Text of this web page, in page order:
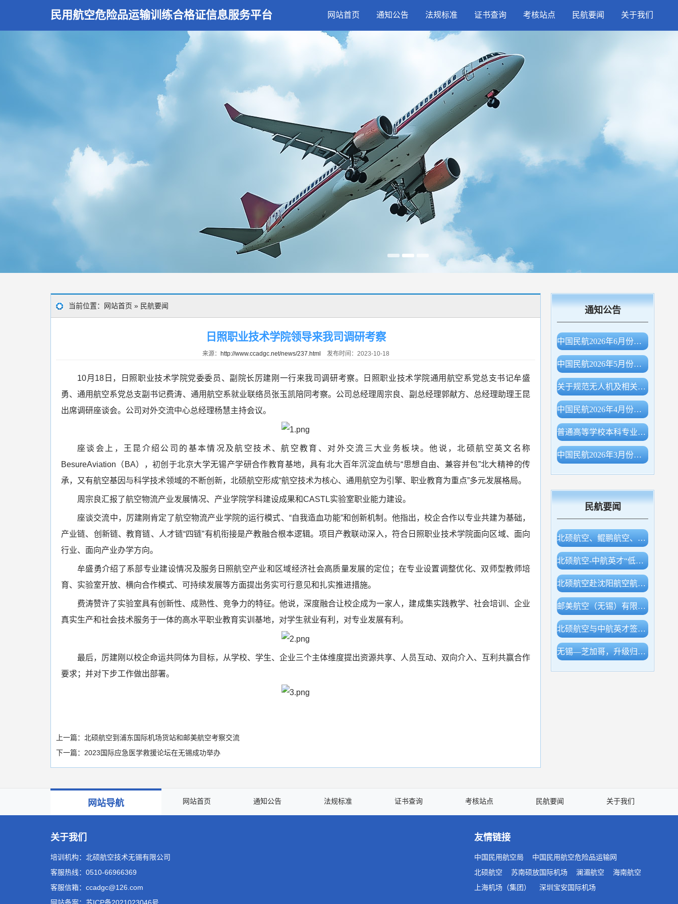
民用航空危险品运输训练合格证信息服务平台 网站首页 通知公告 法规标准 证书查询 考核站点 民航要闻 关于我们
通知公告
中国民航2026年6月份主要生产指标统计
中国民航2026年5月份主要生产指标统计
关于规范无人机及相关物项出口申报的公告（海关总署公告2026年第78号）
中国民航2026年4月份主要生产指标统计
普通高等学校本科专业目录（2026年）
中国民航2026年3月份主要生产指标统计
民航要闻
北硕航空、鲲鹏航空、白鲸航线签约，开展低空产业合作
北硕航空-中航英才“低空经济专业实验室”等同期揭牌
北硕航空赴沈阳航空航天大学调研交流
邮美航空（无锡）有限公司成立！
北硕航空与中航英才签约，开展低空领域多层合作
无锡—芝加哥，升级归来！
当前位置： 网站首页 » 民航要闻
日照职业技术学院领导来我司调研考察
来源： http://www.ccadgc.net/news/237.html 发布时间：2023-10-18
10月18日，日照职业技术学院党委委员、副院长厉建刚一行来我司调研考察。日照职业技术学院通用航空系党总支书记牟盛
勇、通用航空系党总支副书记费涛、通用航空系就业联络员张玉凯陪同考察。公司总经理周宗良、副总经理郭献方、总经理助理王昆
出席调研座谈会。公司对外交流中心总经理杨慧主持会议。
座谈会上，王昆介绍公司的基本情况及航空技术、航空教育、对外交流三大业务板块。他说，北硕航空英文名称
BesureAviation（BA），初创于北京大学无锡产学研合作教育基地，具有北大百年沉淀血统与“思想自由、兼容并包”北大精神的传
承，又有航空基因与科学技术领域的不断创新，北硕航空形成“航空技术为核心、通用航空为引擎、职业教育为重点”多元发展格局。
周宗良汇报了航空物流产业发展情况、产业学院学科建设成果和CASTL实验室职业能力建设。
座谈交流中，厉建刚肯定了航空物流产业学院的运行模式、“自我造血功能”和创新机制。他指出，校企合作以专业共建为基础，
产业链、创新链、教育链、人才链“四链”有机衔接是产教融合根本逻辑。项目产教联动深入，符合日照职业技术学院面向区域、面向
行业、面向产业办学方向。
牟盛勇介绍了系部专业建设情况及服务日照航空产业和区域经济社会高质量发展的定位；在专业设置调整优化、双师型教师培
育、实验室开放、横向合作模式、可持续发展等方面提出务实可行意见和扎实推进措施。
费涛赞许了实验室具有创新性、成熟性、竞争力的特征。他说，深度融合让校企成为一家人，建成集实践教学、社会培训、企业
真实生产和社会技术服务于一体的高水平职业教育实训基地，对学生就业有利，对专业发展有利。
最后，厉建刚以校企命运共同体为目标，从学校、学生、企业三个主体维度提出资源共享、人员互动、双向介入、互利共赢合作
要求；并对下步工作做出部署。
上一篇： 北硕航空到浦东国际机场货站和邮美航空考察交流
下一篇： 2023国际应急医学救援论坛在无锡成功举办
网站导航 网站首页 通知公告 法规标准 证书查询 考核站点 民航要闻 关于我们
关于我们
培训机构：北硕航空技术无锡有限公司
客服热线：0510-66966369
客服信箱：ccadgc@126.com
友情链接
中国民用航空局
中国民用航空危险品运输网
北硕航空
苏南硕放国际机场 澜湄航空
海南航空
上海机场（集团）
深圳宝安国际机场